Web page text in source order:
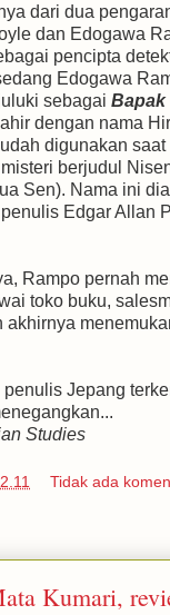
dari dua
dan Edogawa
pencipta
Edogawa
sebagai Bapak
dengan nama
digunakan
berjudul
Sen). Nama ini
Edgar Allan
Rampo pernah
toko buku,
akhirnya
Jepang
Studies
Tidak ada
Kumari,